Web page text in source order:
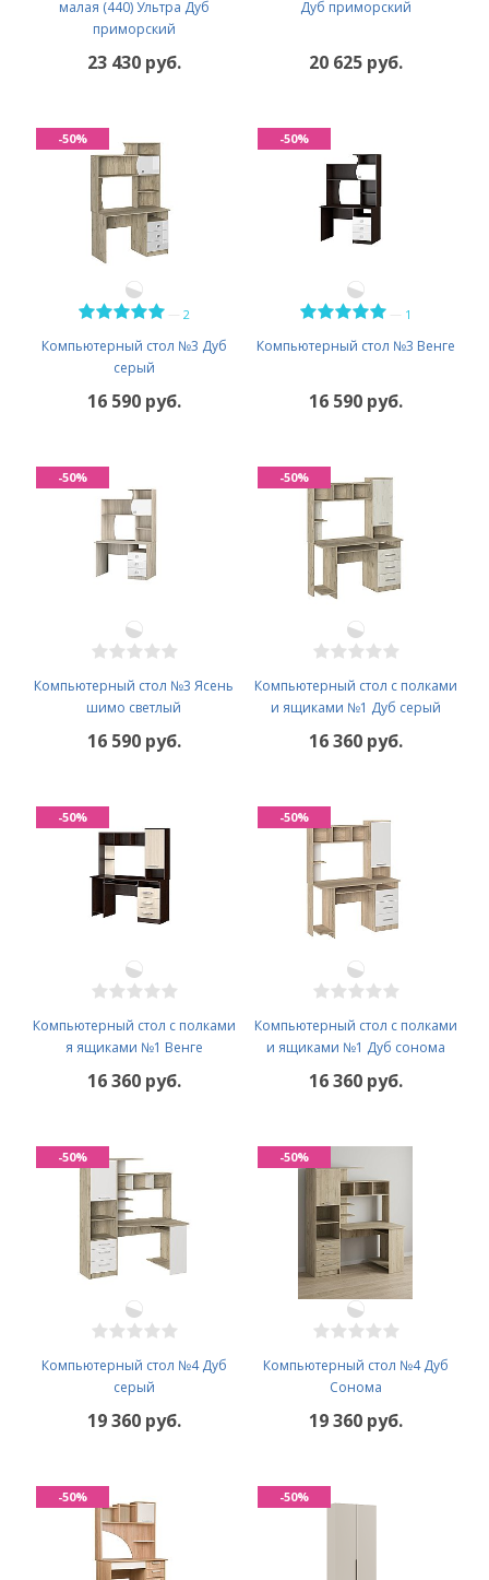
малая (440) Ультра Дуб
приморский
23 430 руб.
Дуб приморский
20 625 руб.
2
Компьютерный стол №3 Дуб
серый
16 590 руб.
-50%
1
Компьютерный стол №3 Венге
16 590 руб.
-50%
Компьютерный стол №3 Ясень
шимо светлый
16 590 руб.
-50%
Компьютерный стол с полками
и ящиками №1 Дуб серый
16 360 руб.
-50%
Компьютерный стол с полками
я ящиками №1 Венге
16 360 руб.
-50%
Компьютерный стол с полками
и ящиками №1 Дуб сонома
16 360 руб.
-50%
Компьютерный стол №4 Дуб
серый
19 360 руб.
-50%
Компьютерный стол №4 Дуб
Сонома
19 360 руб.
-50%
-50% -50%